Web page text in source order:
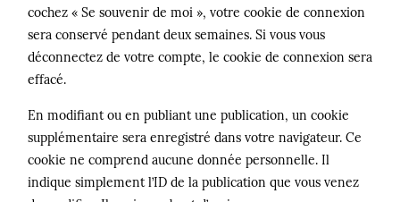
cochez « Se souvenir de moi », votre cookie de connexion
sera conservé pendant deux semaines. Si vous vous
déconnectez de votre compte, le cookie de connexion sera
effacé.
En modifiant ou en publiant une publication, un cookie
supplémentaire sera enregistré dans votre navigateur. Ce
cookie ne comprend aucune donnée personnelle. Il
indique simplement l’ID de la publication que vous venez